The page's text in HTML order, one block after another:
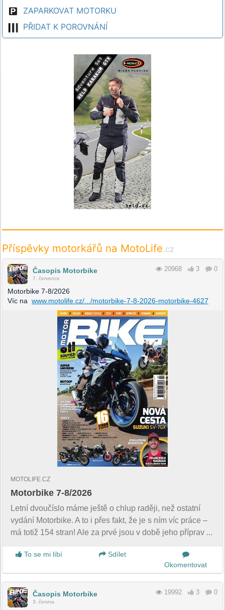
ZAPARKOVAT MOTORKU
PŘIDAT K POROVNÁNÍ
Příspěvky motorkářů na MotoLife.cz
Časopis Motorbike
7. července
20968 3 0
Motorbike 7-8/2026
Víc na www.motolife.cz/.../motorbike-7-8-2026-motorbike-4627
MOTOLIFE.CZ
Motorbike 7-8/2026
Letní dvoučíslo máme ještě o chlup raději, než ostatní
vydání Motorbike. A to i přes fakt, že je s ním víc práce –
má totiž 154 stran! Ale za prvé jsou v době jeho příprav ...
To se mi líbí
Sdílet
Okomentovat
Časopis Motorbike
3. června
19992 3 0